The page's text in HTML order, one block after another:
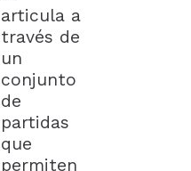
articula a
través de
un
conjunto
de
partidas
que
permiten